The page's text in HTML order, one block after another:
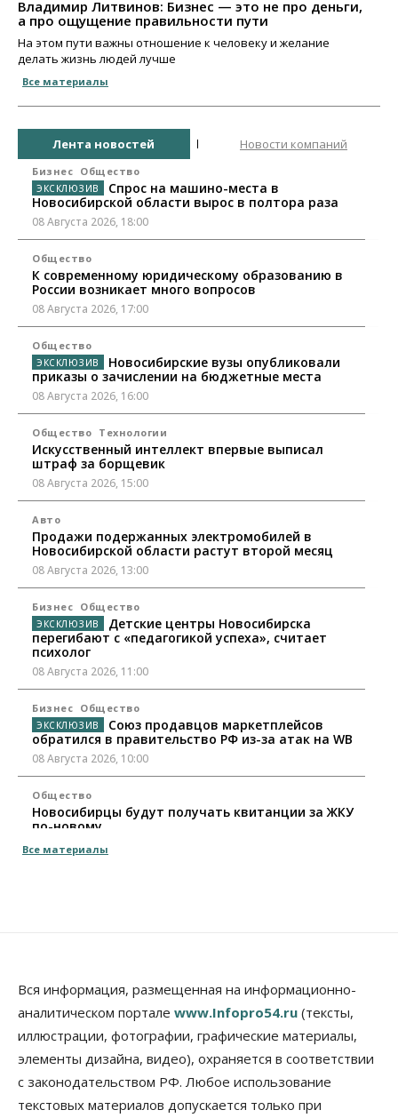
Владимир Литвинов: Бизнес — это не про деньги,
а про ощущение правильности пути
На этом пути важны отношение к человеку и желание
делать жизнь людей лучше
Все материалы
Лента новостей Новости компаний
Бизнес Общество
Спрос на машино-места в
Новосибирской области вырос в полтора раза
08 Августа 2026, 18:00
Общество
К современному юридическому образованию в
России возникает много вопросов
08 Августа 2026, 17:00
Общество
Новосибирские вузы опубликовали
приказы о зачислении на бюджетные места
08 Августа 2026, 16:00
Общество Технологии
Искусственный интеллект впервые выписал
штраф за борщевик
08 Августа 2026, 15:00
Авто
Продажи подержанных электромобилей в
Новосибирской области растут второй месяц
08 Августа 2026, 13:00
Бизнес Общество
Детские центры Новосибирска
перегибают с «педагогикой успеха», считает
психолог
08 Августа 2026, 11:00
Бизнес Общество
Союз продавцов маркетплейсов
обратился в правительство РФ из-за атак на WB
08 Августа 2026, 10:00
Общество
Новосибирцы будут получать квитанции за ЖКУ
по-новому
08 Августа 2026, 09:00
В Новосибирске прошёл митинг
против нового закона о памятниках
07 Августа 2026, 18:00
Бизнес
В аэропорту Толмачёво завершены работы по
бетонированию рулежных дорожек
07 Августа 2026, 17:00
Все материалы
Вся информация, размещенная на информационно-
аналитическом портале www.Infopro54.ru (тексты,
иллюстрации, фотографии, графические материалы,
элементы дизайна, видео), охраняется в соответствии
с законодательством РФ. Любое использование
текстовых материалов допускается только при